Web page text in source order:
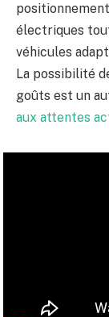
électriques
véhicules
La possibilité
goûts est un
aux attentes